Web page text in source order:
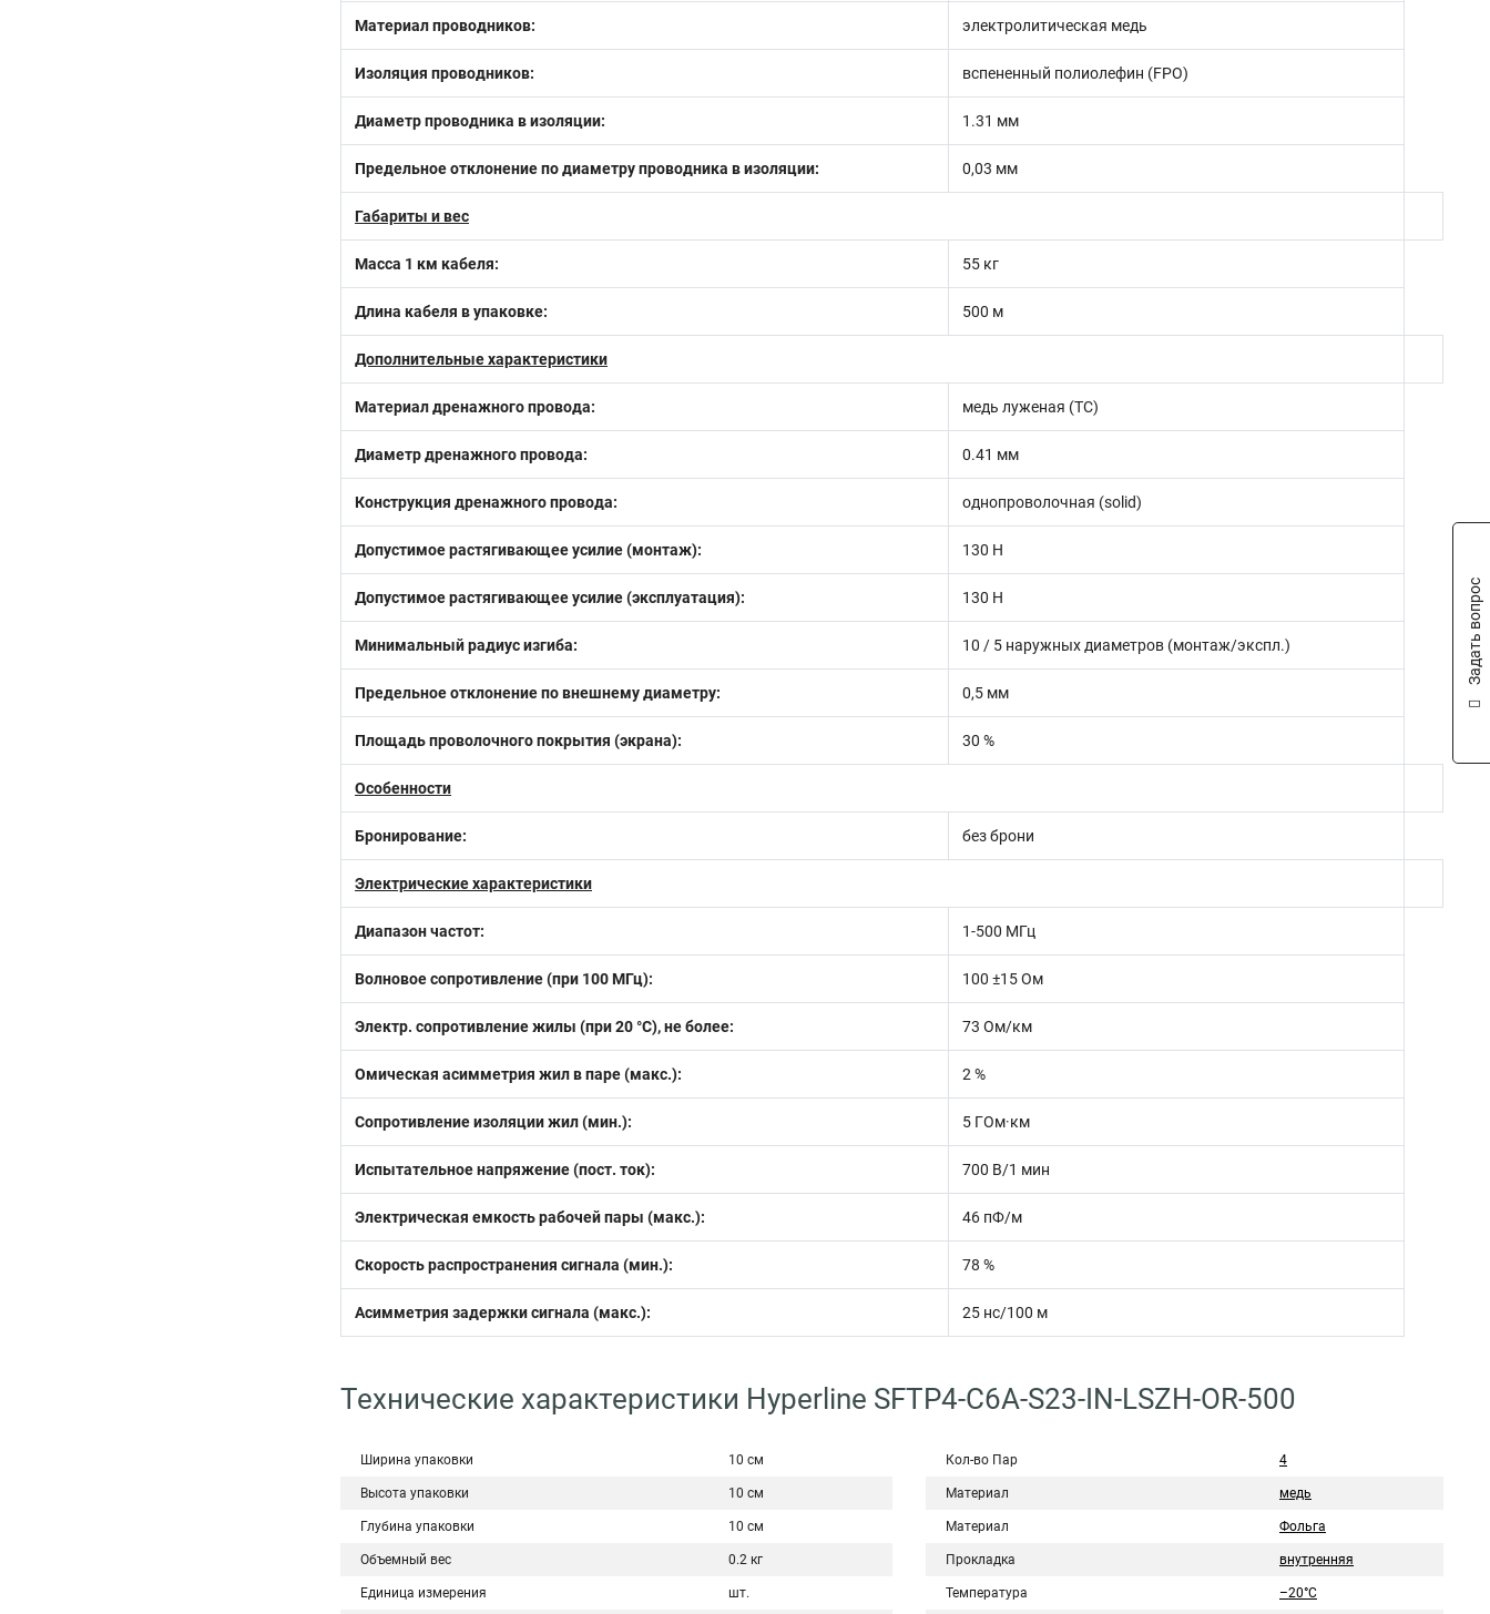
Материал проводников: электролитическая медь
Изоляция проводников: вспененный полиолефин (FPO)
Диаметр проводника в изоляции: 1.31 мм
Предельное отклонение по диаметру проводника в изоляции: 0,03 мм
Габариты и вес
Масса 1 км кабеля: 55 кг
Длина кабеля в упаковке: 500 м
Дополнительные характеристики
Материал дренажного провода: медь луженая (TC)
Диаметр дренажного провода: 0.41 мм
Конструкция дренажного провода: однопроволочная (solid)
Допустимое растягивающее усилие (монтаж): 130 Н
Допустимое растягивающее усилие (эксплуатация): 130 Н
Минимальный радиус изгиба: 10 / 5 наружных диаметров (монтаж/экспл.)
Предельное отклонение по внешнему диаметру: 0,5 мм
Площадь проволочного покрытия (экрана): 30 %
Особенности
Бронирование: без брони
Электрические характеристики
Диапазон частот: 1-500 МГц
Волновое сопротивление (при 100 МГц): 100 ±15 Ом
Электр. сопротивление жилы (при 20 °С), не более: 73 Ом/км
Омическая асимметрия жил в паре (макс.): 2 %
Сопротивление изоляции жил (мин.): 5 ГОм·км
Испытательное напряжение (пост. ток): 700 В/1 мин
Электрическая емкость рабочей пары (макс.): 46 пФ/м
Скорость распространения сигнала (мин.): 78 %
Асимметрия задержки сигнала (макс.): 25 нс/100 м
Технические характеристики Hyperline SFTP4-C6A-S23-IN-LSZH-OR-500
Ширина упаковки 10 см
Высота упаковки 10 см
Глубина упаковки 10 см
Объемный вес 0.2 кг
Единица измерения шт.
Кол-во Пар 4
Материал медь
Материал Фольга
Прокладка внутренняя
Температура –20°C
Задать вопрос